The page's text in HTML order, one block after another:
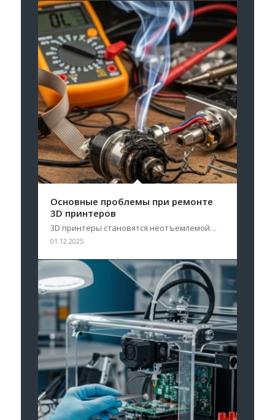
Основные проблемы при ремонте
3D принтеров
3D принтеры становятся неотъемлемой…
01.12.2025